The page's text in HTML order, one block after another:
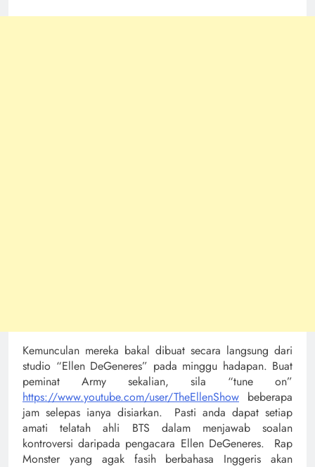
Kemunculan mereka bakal dibuat secara langsung dari
studio “Ellen DeGeneres” pada minggu hadapan. Buat
peminat Army sekalian, sila “tune on”
https://www.youtube.com/user/TheEllenShow beberapa
jam selepas ianya disiarkan. Pasti anda dapat setiap
amati telatah ahli BTS dalam menjawab soalan
kontroversi daripada pengacara Ellen DeGeneres. Rap
Monster yang agak fasih berbahasa Inggeris akan